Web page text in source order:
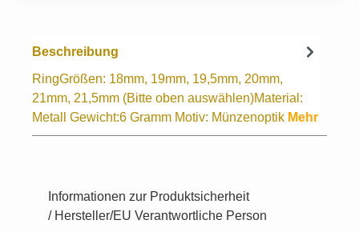
Beschreibung
RingGrößen: 18mm, 19mm, 19,5mm, 20mm,
21mm, 21,5mm (Bitte oben auswählen)Material:
Metall Gewicht:6 Gramm Motiv: Münzenoptik Mehr
Informationen zur Produktsicherheit
/ Hersteller/EU Verantwortliche Person